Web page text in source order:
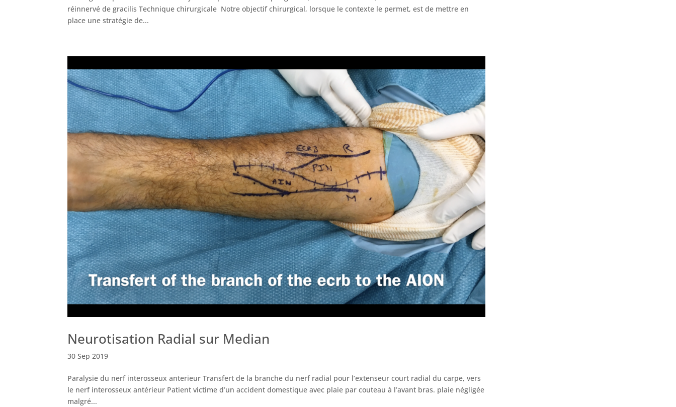
réinnervé de gracilis Technique chirurgicale Notre objectif chirurgical, lorsque le contexte le permet, est de mettre en
place une stratégie de...
Neurotisation Radial sur Median
30 Sep 2019
Paralysie du nerf interosseux anterieur Transfert de la branche du nerf radial pour l’extenseur court radial du carpe, vers
le nerf interosseux antérieur Patient victime d’un accident domestique avec plaie par couteau à l’avant bras. plaie négligée
malgré...